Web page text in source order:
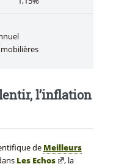
l’inflation
de Meilleurs
Les Echos
, la